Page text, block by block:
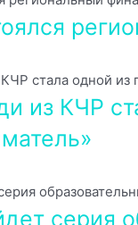
из КЧР
серия